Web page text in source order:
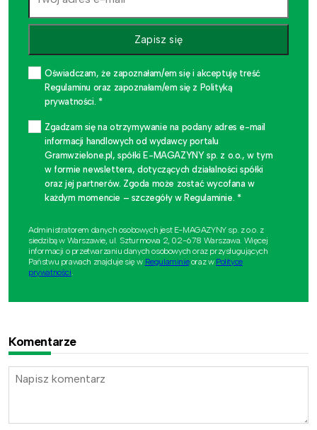
Zapisz się
Oświadczam, że zapoznałam/em się i akceptuję treść
Regulaminu oraz zapoznałam/em się z Polityką
prywatności. *
Zgadzam się na otrzymywanie na podany adres e-mail
informacji handlowych od wydawcy portalu
Gramwzielone.pl, spółki E-MAGAZYNY sp. z o.o., w tym
w formie newslettera, dotyczących działalności spółki
oraz jej partnerów. Zgoda może zostać wycofana w
każdym momencie – szczegóły w Regulaminie. *
Administratorem danych osobowych jest E-MAGAZYNY sp. z o.o. z
siedzibą w Warszawie, ul. Szturmowa 2, 02-678 Warszawa. Więcej
informacji o przetwarzaniu danych osobowych oraz przysługujących
Państwu prawach znajduje się w Regulaminieoraz w Polityce
prywatności.
Komentarze